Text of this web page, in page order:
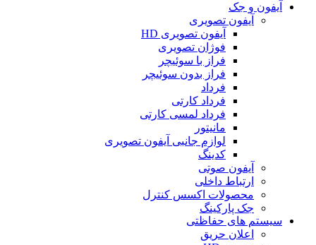
آیفون و جک
آیفون تصویری
آیفون تصویری HD
فوژان تصویری
فراز با سوئیچر
فراز بدون سوئیچر
فرداد
فرداد کارتی
فرداد لمسی کارتی
مانیتور
لوازم جانبی آیفون تصویری
کدینگ
آیفون صوتی
ارتباط داخلی
محصولات اکسس کنترل
جک پارکینگ
سیستم های حفاظتی
اعلان حریق